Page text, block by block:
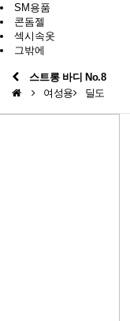
SM용품
콘돔젤
섹시속옷
그밖에
스트롱 바디 No.8
여성용
딜도